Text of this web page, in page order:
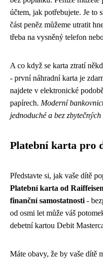
účtem, jak potřebujete. Je to
část peněz můžeme utratit
třeba na vysněný telefon
A co když se karta ztratí
- první náhradní karta je
najdete v elektronické
papírech. Moderní
jednoduché a bez
Platební karta pro
Představte si, jak vaše dítě
Platební karta od
finanční samostatnosti -
od osmi let může váš
debetní kartou Debit
Máte obavy, že by vaše dítě